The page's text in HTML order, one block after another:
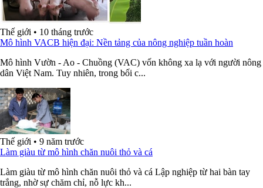
Thế giới • 10 tháng trước
Mô hình VACB hiện đại: Nền tảng của nông nghiệp tuần hoàn
Mô hình Vườn - Ao - Chuồng (VAC) vốn không xa lạ với người nông
dân Việt Nam. Tuy nhiên, trong bối c...
Thế giới • 9 năm trước
Làm giàu từ mô hình chăn nuôi thỏ và cá
Làm giàu từ mô hình chăn nuôi thỏ và cá Lập nghiệp từ hai bàn tay
trắng, nhờ sự chăm chỉ, nỗ lực kh...